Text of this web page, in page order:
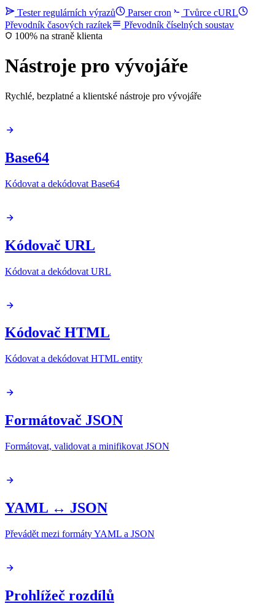
Tester regulárních výrazů Parser cron
Tvůrce cURL
Převodník časových razítek
Převodník číselných soustav
100% na straně klienta
Nástroje pro vývojáře
Rychlé, bezplatné a klientské nástroje pro vývojáře
Base64
Kódovat a dekódovat Base64
Kódovač URL
Kódovat a dekódovat URL
Kódovač HTML
Kódovat a dekódovat HTML entity
Formátovač JSON
Formátovat, validovat a minifikovat JSON
YAML ↔ JSON
Převádět mezi formáty YAML a JSON
Prohlížeč rozdílů